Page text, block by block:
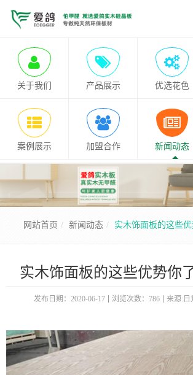
关于我们 产品展示 优选花色
案例展示 加盟合作 新闻动态
网站首页 新闻动态 实木饰面板的这些优
实木饰面板的这些优势你
发布日期：2020-06-17 浏览次数：786 来源:日